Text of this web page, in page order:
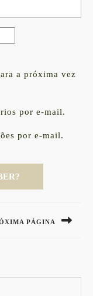
a próxima vez
por e-mail.
por e-mail.
PÁGINA